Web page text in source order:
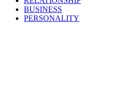
BUSINESS
PERSONALITY